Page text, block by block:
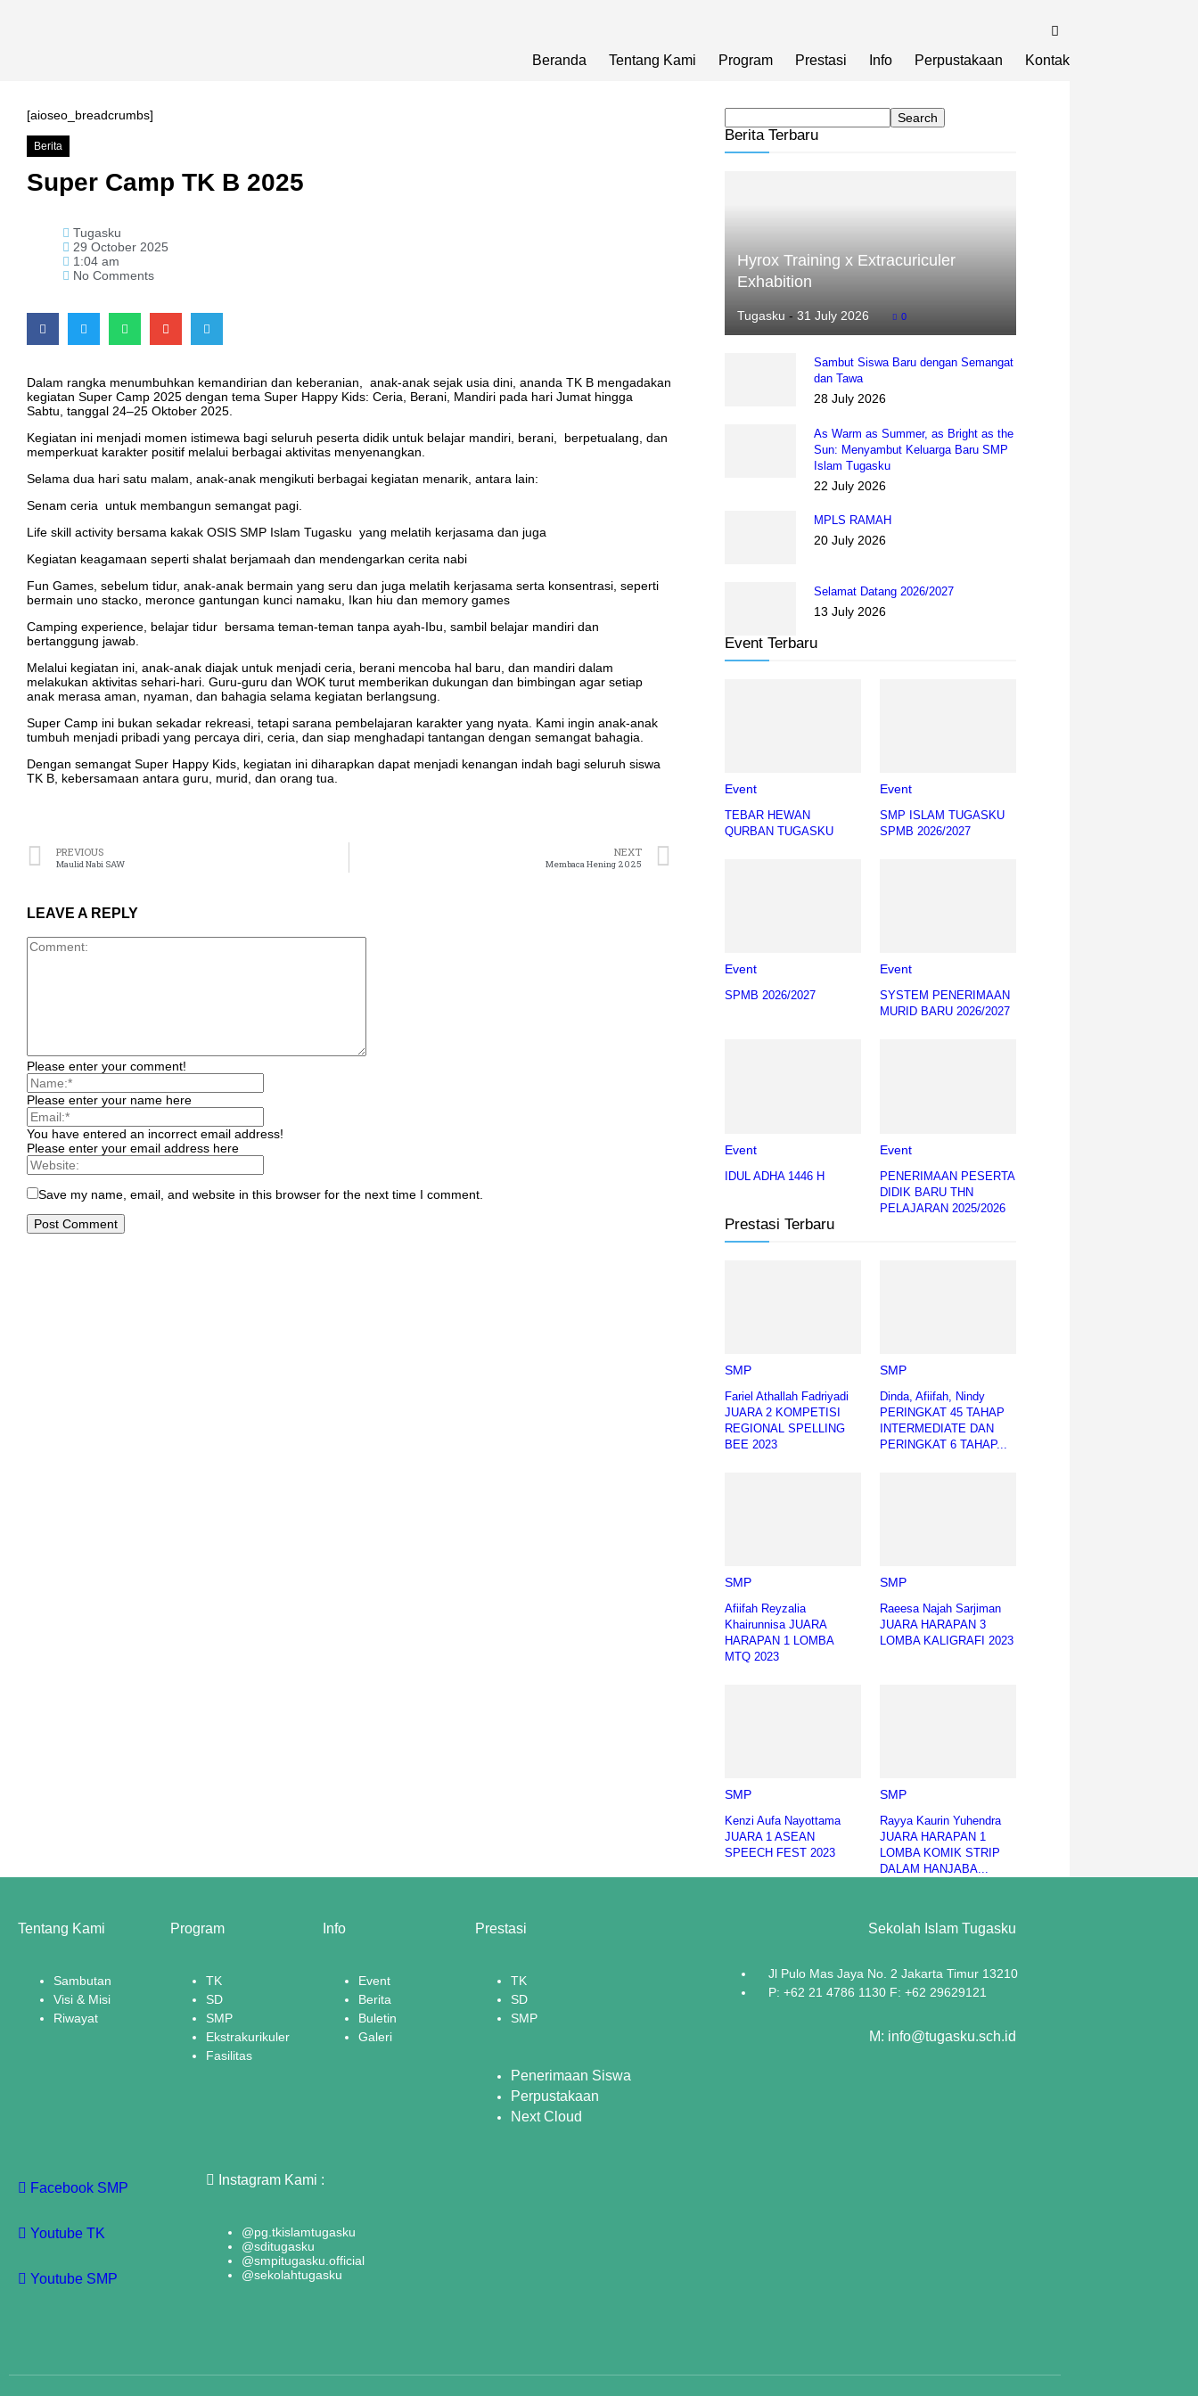
Beranda Tentang Kami Program Prestasi Info Perpustakaan Kontak
[aioseo_breadcrumbs]
Berita
Super Camp TK B 2025
Tugasku
29 October 2025
1:04 am
No Comments
Dalam rangka menumbuhkan kemandirian dan keberanian, anak-anak sejak usia dini, ananda TK B mengadakan
kegiatan Super Camp 2025 dengan tema Super Happy Kids: Ceria, Berani, Mandiri pada hari Jumat hingga
Sabtu, tanggal 24–25 Oktober 2025.
Kegiatan ini menjadi momen istimewa bagi seluruh peserta didik untuk belajar mandiri, berani, berpetualang, dan
memperkuat karakter positif melalui berbagai aktivitas menyenangkan.
Selama dua hari satu malam, anak-anak mengikuti berbagai kegiatan menarik, antara lain:
Senam ceria untuk membangun semangat pagi.
Life skill activity bersama kakak OSIS SMP Islam Tugasku yang melatih kerjasama dan juga
Kegiatan keagamaan seperti shalat berjamaah dan mendengarkan cerita nabi
Fun Games, sebelum tidur, anak-anak bermain yang seru dan juga melatih kerjasama serta konsentrasi, seperti
bermain uno stacko, meronce gantungan kunci namaku, Ikan hiu dan memory games
Camping experience, belajar tidur bersama teman-teman tanpa ayah-Ibu, sambil belajar mandiri dan
bertanggung jawab.
Melalui kegiatan ini, anak-anak diajak untuk menjadi ceria, berani mencoba hal baru, dan mandiri dalam
melakukan aktivitas sehari-hari. Guru-guru dan WOK turut memberikan dukungan dan bimbingan agar setiap
anak merasa aman, nyaman, dan bahagia selama kegiatan berlangsung.
Super Camp ini bukan sekadar rekreasi, tetapi sarana pembelajaran karakter yang nyata. Kami ingin anak-anak
tumbuh menjadi pribadi yang percaya diri, ceria, dan siap menghadapi tantangan dengan semangat bahagia.
Dengan semangat Super Happy Kids, kegiatan ini diharapkan dapat menjadi kenangan indah bagi seluruh siswa
TK B, kebersamaan antara guru, murid, dan orang tua.
PREVIOUS
Maulid Nabi SAW
NEXT
Membaca Hening 2025
LEAVE A REPLY
Please enter your comment!
Please enter your name here
You have entered an incorrect email address!
Please enter your email address here
Save my name, email, and website in this browser for the next time I comment.
Berita Terbaru
Hyrox Training x Extracuriculer
Exhabition
Tugasku - 31 July 2026 0
Sambut Siswa Baru dengan Semangat
dan Tawa
28 July 2026
As Warm as Summer, as Bright as the
Sun: Menyambut Keluarga Baru SMP
Islam Tugasku
22 July 2026
MPLS RAMAH
20 July 2026
Selamat Datang 2026/2027
13 July 2026
Event Terbaru
Event
TEBAR HEWAN
QURBAN TUGASKU
Event
SMP ISLAM TUGASKU
SPMB 2026/2027
Event
SPMB 2026/2027
Event
SYSTEM PENERIMAAN
MURID BARU 2026/2027
Event
IDUL ADHA 1446 H
Event
PENERIMAAN PESERTA
DIDIK BARU THN
PELAJARAN 2025/2026
Prestasi Terbaru
SMP
Fariel Athallah Fadriyadi
JUARA 2 KOMPETISI
REGIONAL SPELLING
BEE 2023
SMP
Dinda, Afiifah, Nindy
PERINGKAT 45 TAHAP
INTERMEDIATE DAN
PERINGKAT 6 TAHAP...
SMP
Afiifah Reyzalia
Khairunnisa JUARA
HARAPAN 1 LOMBA
MTQ 2023
SMP
Raeesa Najah Sarjiman
JUARA HARAPAN 3
LOMBA KALIGRAFI 2023
SMP
Kenzi Aufa Nayottama
JUARA 1 ASEAN
SPEECH FEST 2023
SMP
Rayya Kaurin Yuhendra
JUARA HARAPAN 1
LOMBA KOMIK STRIP
DALAM HANJABA...
Tentang Kami
Sambutan
Visi & Misi
Riwayat
Program
TK
SD
SMP
Ekstrakurikuler
Fasilitas
Info
Event
Berita
Buletin
Galeri
Prestasi
TK
SD
SMP
Penerimaan Siswa
Perpustakaan
Next Cloud
Sekolah Islam Tugasku
Jl Pulo Mas Jaya No. 2 Jakarta Timur 13210
P: +62 21 4786 1130 F: +62 29629121
M: info@tugasku.sch.id
Facebook SMP
Youtube TK
Youtube SMP
Instagram Kami :
@pg.tkislamtugasku
@sditugasku
@smpitugasku.official
@sekolahtugasku